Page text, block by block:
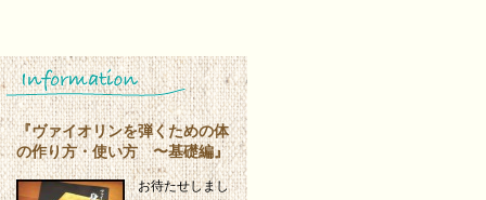
『ヴァイオリンを弾くための体
の作り方・使い方 〜基礎編』
お待たせしまし